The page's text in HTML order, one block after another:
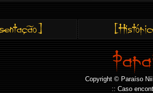
Copyright © Paraíso
:: Caso